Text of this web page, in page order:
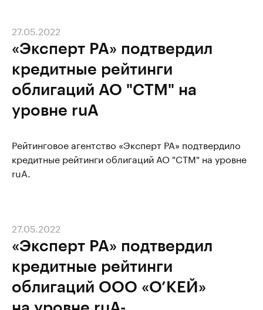
«Эксперт РА» подтвердил
кредитные рейтинги
облигаций АО "СТМ" на
уровне ruA
27.05.2022
Рейтинговое агентство «Эксперт РА» подтвердило
кредитные рейтинги облигаций АО "СТМ" на уровне
ruA.
«Эксперт РА» подтвердил
кредитные рейтинги
облигаций ООО «О’КЕЙ»
27.05.2022